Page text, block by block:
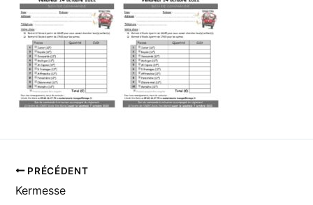
PRÉCÉDENT
Kermesse